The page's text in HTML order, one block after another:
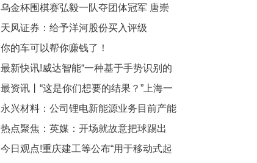
能够澄清事实-每日报道
乌金杯围棋赛弘毅一队夺团体冠军 唐崇
哲全胜夺个人冠军-即时
天风证券：给予洋河股份买入评级
你的车可以帮你赚钱了！
最新快讯!威达智能“一种基于手势识别的
智能遥控器控制方法、装置及设备”专利
获授权
最资讯丨“这是你们想要的结果？”上海一
小学仅22名新生，老师比学生多！
永兴材料：公司锂电新能源业务目前产能
为3万吨/年 动态
热点聚焦：英媒：开场就故意把球踢出
界，英超球队本赛季纷纷学习巴黎
今日观点!重庆建工等公布“用于移动式起